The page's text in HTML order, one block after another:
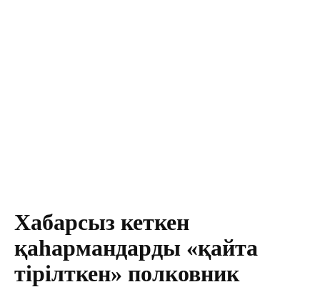
Хабарсыз кеткен
қаһармандарды «қайта
тірілткен» полковник